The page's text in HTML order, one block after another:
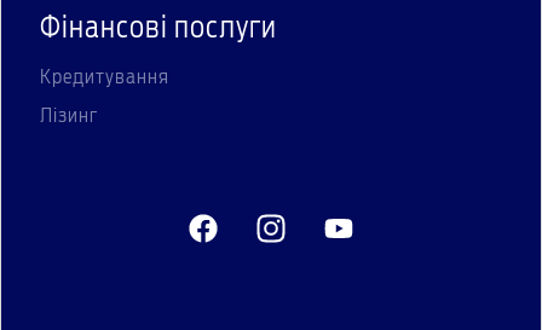
Фінансові послуги
Кредитування
Лізинг